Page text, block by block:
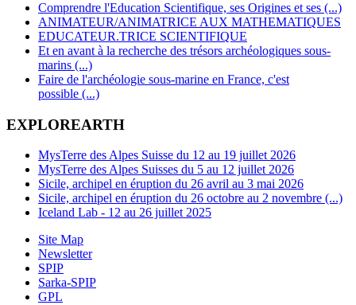
Comprendre l'Education Scientifique, ses Origines et ses (...)
ANIMATEUR/ANIMATRICE AUX MATHEMATIQUES
EDUCATEUR.TRICE SCIENTIFIQUE
Et en avant à la recherche des trésors archéologiques sous-
marins (...)
Faire de l'archéologie sous-marine en France, c'est
possible (...)
EXPLOREARTH
MysTerre des Alpes Suisse du 12 au 19 juillet 2026
MysTerre des Alpes Suisses du 5 au 12 juillet 2026
Sicile, archipel en éruption du 26 avril au 3 mai 2026
Sicile, archipel en éruption du 26 octobre au 2 novembre (...)
Iceland Lab - 12 au 26 juillet 2025
Site Map
Newsletter
SPIP
Sarka-SPIP
GPL